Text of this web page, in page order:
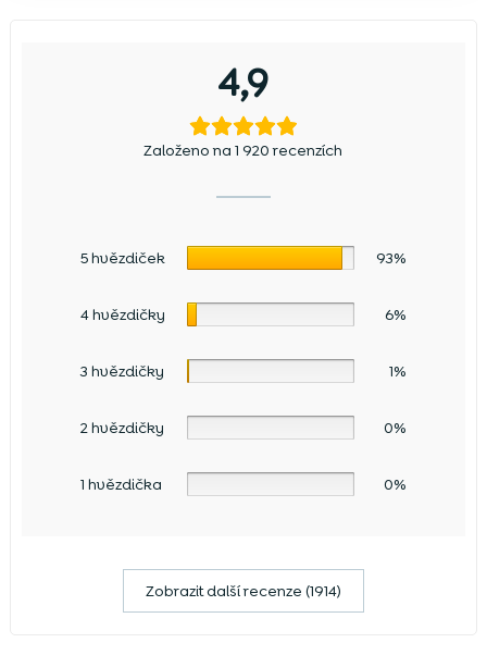
4,9
Založeno na 1 920 recenzích
5 hvězdiček 93%
4 hvězdičky 6%
3 hvězdičky 1%
2 hvězdičky 0%
1 hvězdička 0%
Zobrazit další recenze (1914)